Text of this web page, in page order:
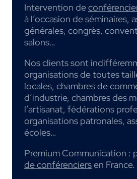
Intervention de
à l’occasion de séminaires,
générales, congrès,
salons…
Nos clients sont
organisations de toutes
locales, chambres de
d’industrie, chambres des
l’artisanat, fédérations
organisations patronales,
écoles…
Premium Communication :
de conférenciersen France.